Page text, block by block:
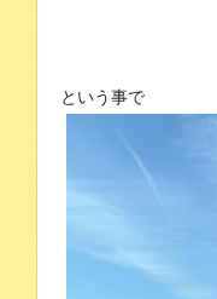
という事で